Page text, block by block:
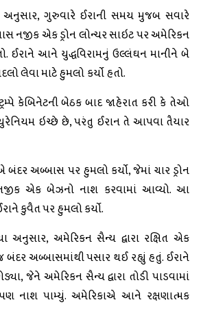
ગુરુવારે ઈરાની સમય મુજબ સવારે
નજીક એક ડ્રોન લોન્ચર સાઇટ પર અમેરિકન
ઈરાને આને યુદ્ધવિરામનું ઉલ્લંઘન માનીને બે
લેવા માટે હુમલો કર્યો હતો.
કેબિનેટની બેઠક બાદ જાહેરાત કરી કે તેઓ
ઇચ્છે છે, પરંતુ ઈરાન તે આપવા તૈયાર
અબ્બાસ પર હુમલો કર્યો, જેમાં ચાર ડ્રોન
એક બેઝનો નાશ કરવામાં આવ્યો. આ
કુવૈત પર હુમલો કર્યો.
અમેરિકન સૈન્ય દ્વારા રક્ષિત એક
બંદર અબ્બાસમાંથી પસાર થઈ રહ્યું હતું. ઈરાને
જેને અમેરિકન સૈન્ય દ્વારા તોડી પાડવામાં
નાશ પામ્યું. અમેરિકાએ આને રક્ષણાત્મક